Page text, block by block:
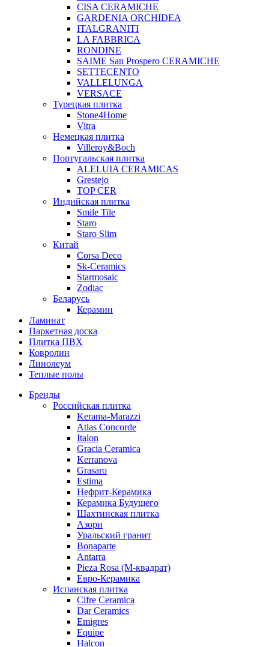
CISA CERAMICHE
GARDENIA ORCHIDEA
ITALGRANITI
LA FABBRICA
RONDINE
SAIME San Prospero CERAMICHE
SETTECENTO
VALLELUNGA
VERSACE
Турецкая плитка
Stone4Home
Vitra
Немецкая плитка
Villeroy&Boch
Португальская плитка
ALELUIA CERAMICAS
Grestejo
TOP CER
Индийская плитка
Smile Tile
Staro
Staro Slim
Китай
Corsa Deco
Sk-Ceramics
Starmosaic
Zodiac
Беларусь
Керамин
Ламинат
Паркетная доска
Плитка ПВХ
Ковролин
Линолеум
Теплые полы
Бренды
Российская плитка
Kerama-Marazzi
Atlas Concorde
Italon
Gracia Ceramica
Kerranova
Grasaro
Estima
Нефрит-Керамика
Керамика Будущего
Шахтинская плитка
Азори
Уральский гранит
Bonaparte
Antarra
Pieza Rosa (М-квадрат)
Евро-Керамика
Испанская плитка
Cifre Ceramica
Dar Ceramics
Emigres
Equipe
Halcon